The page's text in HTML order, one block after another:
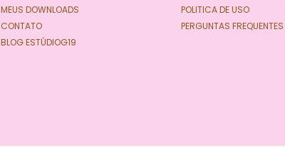
MEUS DOWNLOADS
CONTATO
BLOG ESTÚDIOG19
POLITICA DE USO
PERGUNTAS FREQUENTES